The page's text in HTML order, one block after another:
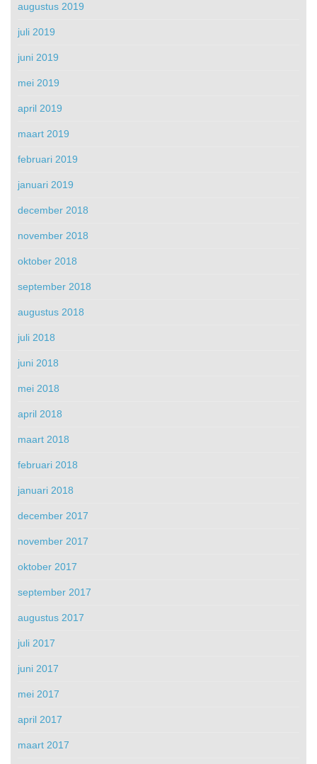
augustus 2019
juli 2019
juni 2019
mei 2019
april 2019
maart 2019
februari 2019
januari 2019
december 2018
november 2018
oktober 2018
september 2018
augustus 2018
juli 2018
juni 2018
mei 2018
april 2018
maart 2018
februari 2018
januari 2018
december 2017
november 2017
oktober 2017
september 2017
augustus 2017
juli 2017
juni 2017
mei 2017
april 2017
maart 2017